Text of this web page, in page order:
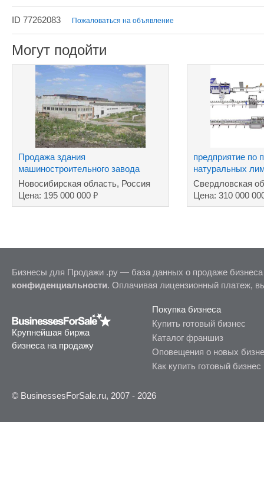
ID 77262083 Пожаловаться на объявление
Могут подойти
Продажа здания
машиностроительного завода
Новосибирская область, Россия
Цена: 195 000 000 ₽
предприятие пo
натуральных
сахара
Свердловская
Цена: 310 000
Бизнесы для Продажи .ру — база данных о продаже
конфиденциальности. Оплачивая лицензионный платеж,
Крупнейшая биржа
бизнеса на продажу
Покупка бизнеса
Купить готовый бизнес
Каталог франшиз
Оповещения о новых
Как купить готовый бизнес
© BusinessesForSale.ru, 2007 - 2026